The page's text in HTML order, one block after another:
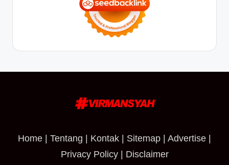
Home Tentang Kontak Sitemap Advertise
Privacy Policy| Disclaimer